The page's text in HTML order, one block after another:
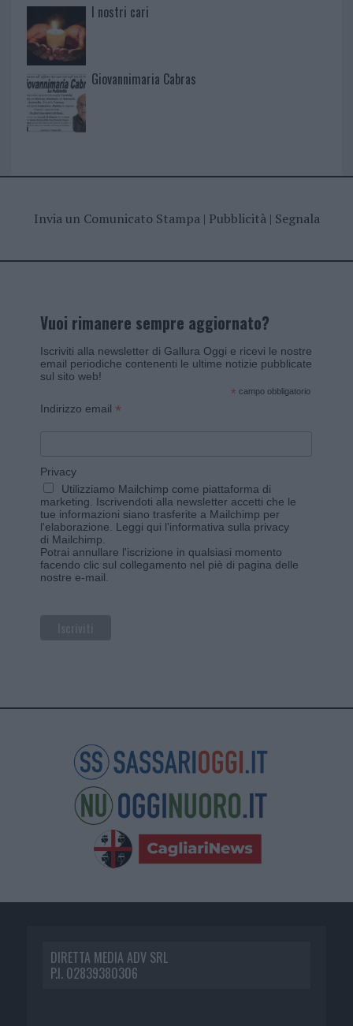
I nostri cari
Giovannimaria Cabras
Invia un Comunicato Stampa| Pubblicità| Segnala
Vuoi rimanere sempre aggiornato?
Iscriviti alla newsletter di Gallura Oggi e ricevi le nostre
email periodiche contenenti le ultime notizie pubblicate
sul sito web!
* campo obbligatorio
Indirizzo email *
Privacy
Utilizziamo Mailchimp come piattaforma di
marketing. Iscrivendoti alla newsletter accetti che le
tue informazioni siano trasferite a Mailchimp per
l'elaborazione. Leggi qui l'informativa sulla privacy
di Mailchimp
Potrai annullare l'iscrizione in qualsiasi momento
facendo clic sul collegamento nel piè di pagina delle
nostre e-mail.
DIRETTA MEDIA ADV SRL
P.I. 02839380306